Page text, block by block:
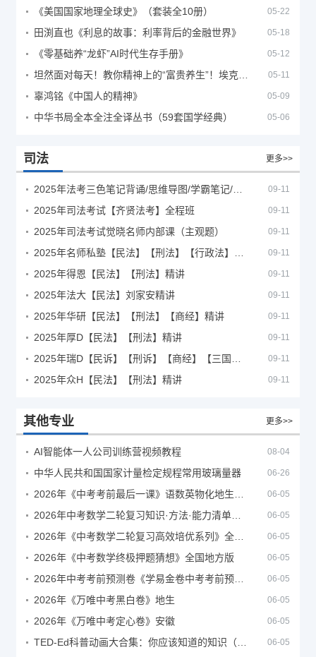
《美国国家地理全球史》（套装全10册） 05-22
田渕直也《利息的故事：利率背后的金融世界》 05-18
《零基础养“龙虾”AI时代生存手册》 05-12
05-11
辜鸿铭《中国人的精神》 05-09
中华书局全本全注全译丛书（59套国学经典） 05-06
司法 更多>>
09-11
2025年司法考试【齐贤法考】全程班 09-11
2025年司法考试觉晓名师内部课（主观题） 09-11
09-11
2025年得恩【民法】【刑法】精讲 09-11
2025年法大【民法】刘家安精讲 09-11
2025年华研【民法】【刑法】【商经】精讲 09-11
2025年厚D【民法】【刑法】精讲 09-11
09-11
2025年众H【民法】【刑法】精讲 09-11
其他专业 更多>>
AI智能体一人公司训练营视频教程 08-04
中华人民共和国国家计量检定规程常用玻璃量器 06-26
06-05
06-05
06-05
2026年《中考数学终极押题猜想》全国地方版 06-05
06-05
2026年《万唯中考黑白卷》地生 06-05
2026年《万唯中考定心卷》安徽 06-05
06-05